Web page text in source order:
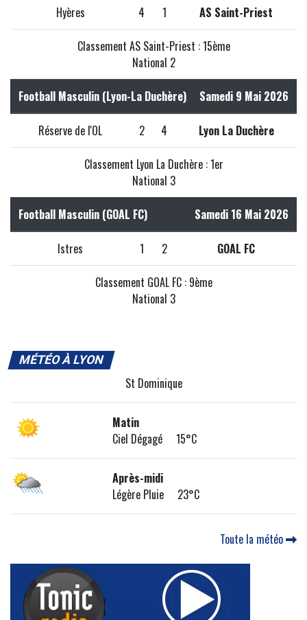
Hyères 4 1 AS Saint-Priest
Classement AS Saint-Priest : 15ème
National 2
Football Masculin (Lyon-La Duchère) Samedi 9 Mai 2026
Réserve de l'OL 2 4 Lyon La Duchère
Classement Lyon La Duchère : 1er
National 3
Football Masculin (GOAL FC) Samedi 16 Mai 2026
Istres 1 2 GOAL FC
Classement GOAL FC : 9ème
National 3
MÉTÉO À LYON
St Dominique
Matin
Ciel Dégagé 15°C
Après-midi
Légère Pluie 23°C
Toute la météo